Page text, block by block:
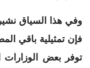
وفي هذا السياق نشير
فإن تمثيلية باقي
توفر بعض الوزارات